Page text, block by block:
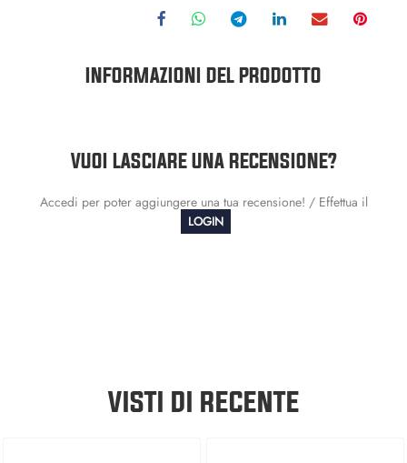
INFORMAZIONI DEL PRODOTTO
VUOI LASCIARE UNA RECENSIONE?
Accedi per poter aggiungere una tua recensione! / Effettua il
LOGIN
VISTI DI RECENTE